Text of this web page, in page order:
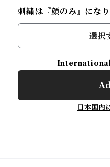
刺繍は『顔のみ』になり
選択
日本国内